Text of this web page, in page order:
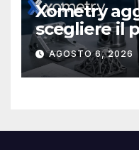
Xometry
scegliere il
produttivo
AGOSTO 6, 2026